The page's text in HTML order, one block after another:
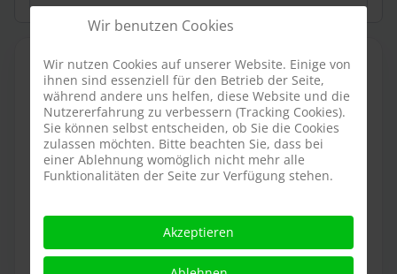
WEITERE ARTIKEL
Die ersten Böcke sind da
Winterspaziergang 2019/2020
Holzachterbahnen aus Niedersachsen
Jahresrückblick 2019
Wir benutzen Cookies
Wir nutzen Cookies auf unserer Website. Einige von
ihnen sind essenziell für den Betrieb der Seite,
während andere uns helfen, diese Website und die
Nutzererfahrung zu verbessern (Tracking Cookies).
Sie können selbst entscheiden, ob Sie die Cookies
zulassen möchten. Bitte beachten Sie, dass bei
einer Ablehnung womöglich nicht mehr alle
Funktionalitäten der Seite zur Verfügung stehen.
Akzeptieren